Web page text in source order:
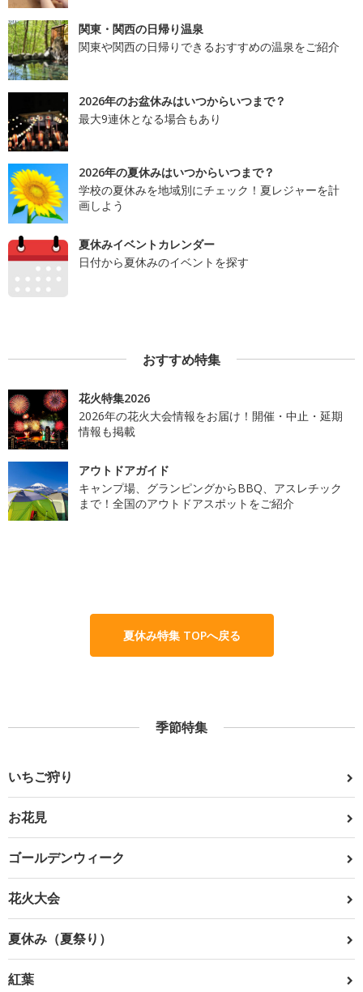
関東・関西の日帰り温泉
関東や関西の日帰りできるおすすめの温泉をご紹介
2026年のお盆休みはいつからいつまで？
最大9連休となる場合もあり
2026年の夏休みはいつからいつまで？
学校の夏休みを地域別にチェック！夏レジャーを計
画しよう
夏休みイベントカレンダー
日付から夏休みのイベントを探す
おすすめ特集
花火特集2026
2026年の花火大会情報をお届け！開催・中止・延期
情報も掲載
アウトドアガイド
キャンプ場、グランピングからBBQ、アスレチック
まで！全国のアウトドアスポットをご紹介
夏休み特集 TOPへ戻る
季節特集
いちご狩り
お花見
ゴールデンウィーク
花火大会
夏休み（夏祭り）
紅葉